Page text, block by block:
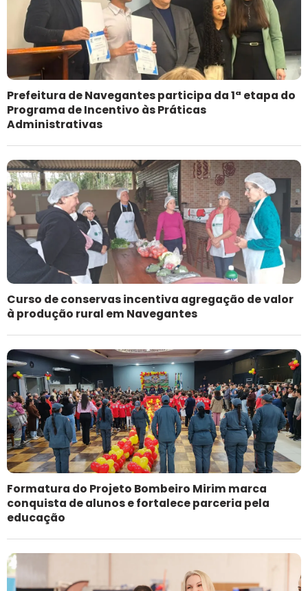
Prefeitura de Navegantes participa da 1ª etapa do
Programa de Incentivo às Práticas
Administrativas
Curso de conservas incentiva agregação de valor
à produção rural em Navegantes
Formatura do Projeto Bombeiro Mirim marca
conquista de alunos e fortalece parceria pela
educação